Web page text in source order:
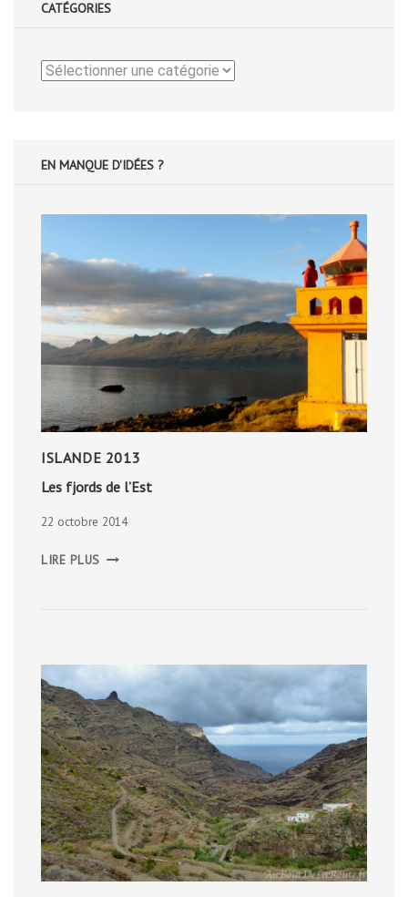
CATÉGORIES
Catégories
EN MANQUE D'IDÉES ?
ISLANDE 2013
Les fjords de l’Est
22 octobre 2014
LIRE PLUS FJORDS